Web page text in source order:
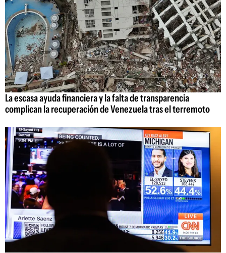
La escasa ayuda financiera y la falta de transparencia
complican la recuperación de Venezuela tras el terremoto